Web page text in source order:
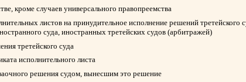
кроме случаев универсального правопреемства
листов на принудительное исполнение решений третейского
суда, иностранных третейских судов (арбитражей)
третейского суда
исполнительного листа
решения судом, вынесшим это решение